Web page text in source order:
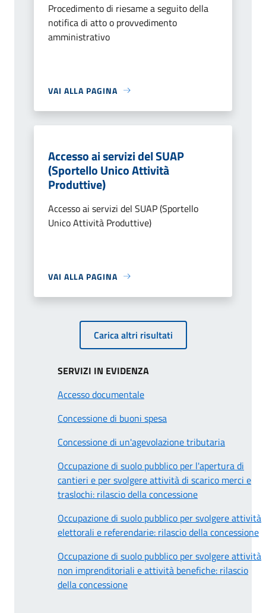
Procedimento di riesame a seguito della
notifica di atto o provvedimento
amministrativo
VAI ALLA PAGINA
Accesso ai servizi del SUAP
(Sportello Unico Attività
Produttive)
Accesso ai servizi del SUAP (Sportello
Unico Attività Produttive)
VAI ALLA PAGINA
Carica altri risultati
SERVIZI IN EVIDENZA
Accesso documentale
Concessione di buoni spesa
Concessione di un'agevolazione tributaria
Occupazione di suolo pubblico per l'apertura di
cantieri e per svolgere attività di scarico merci e
traslochi: rilascio della concessione
Occupazione di suolo pubblico per svolgere attività
elettorali e referendarie: rilascio della concessione
Occupazione di suolo pubblico per svolgere attività
non imprenditoriali e attività benefiche: rilascio
della concessione